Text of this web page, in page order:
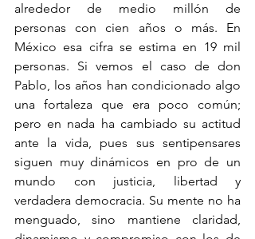
alrededor de medio millón de
personas con cien años o más. En
México esa cifra se estima en 19 mil
personas. Si vemos el caso de don
Pablo, los años han condicionado algo
una fortaleza que era poco común;
pero en nada ha cambiado su actitud
ante la vida, pues sus sentipensares
siguen muy dinámicos en pro de un
mundo con justicia, libertad y
verdadera democracia. Su mente no ha
menguado, sino mantiene claridad,